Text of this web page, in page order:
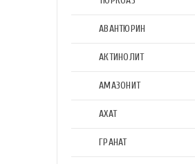
АВАНТЮРИН
АКТИНОЛИТ
АМАЗОНИТ
АХАТ
ГРАНАТ